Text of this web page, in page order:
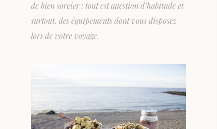
de bien sorcier : tout est question d’habitude et
surtout, des équipements dont vous disposez
lors de votre voyage.